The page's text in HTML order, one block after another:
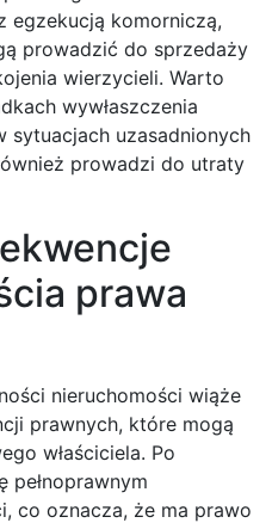
egzekucją komorniczą,
prowadzić do sprzedaży
wierzycieli. Warto
wywłaszczenia
sytuacjach uzasadnionych
prowadzi do utraty
prawa
nieruchomości wiąże
prawnych, które mogą
właściciela. Po
pełnoprawnym
co oznacza, że ma prawo